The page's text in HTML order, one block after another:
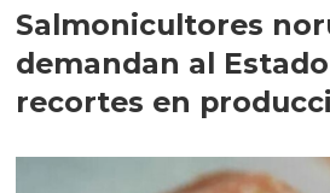
Salmonicultores
demandan al
recortes en